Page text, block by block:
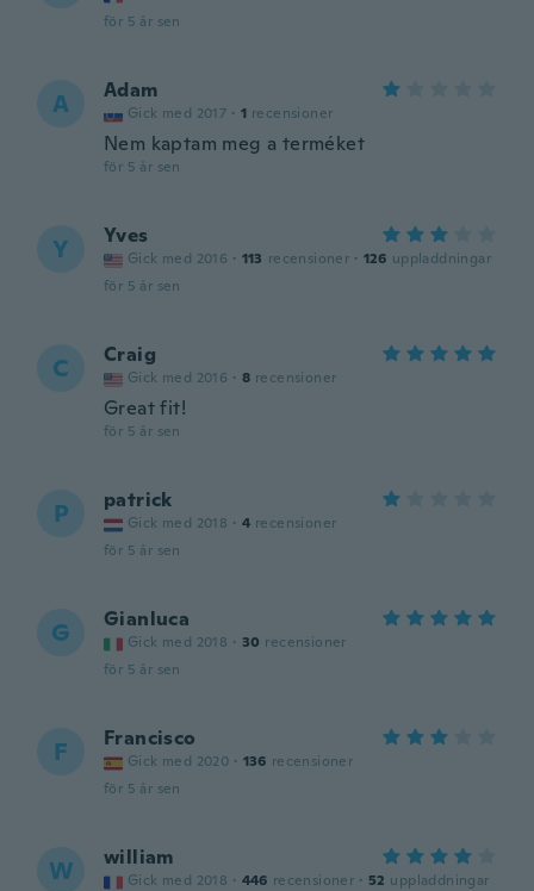
för 5 år sen
A Adam
Gick med 2017 · 1 recensioner
Nem kaptam meg a terméket
för 5 år sen
Y Yves
Gick med 2016 · 113 recensioner · 126 uppladdningar
för 5 år sen
C Craig
Gick med 2016 · 8 recensioner
Great fit!
för 5 år sen
P patrick
Gick med 2018 · 4 recensioner
för 5 år sen
G Gianluca
Gick med 2018 · 30 recensioner
för 5 år sen
F Francisco
Gick med 2020 · 136 recensioner
för 5 år sen
W william
Gick med 2018 · 446 recensioner · 52 uppladdningar